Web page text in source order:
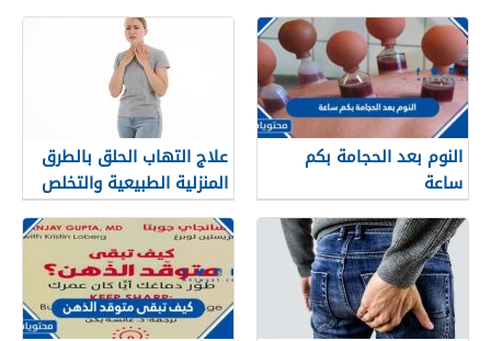
النوم بعد الحجامة بكم
ساعة
علاج التهاب الحلق بالطرق
المنزلية الطبيعية والتخلص
منه نهائيا